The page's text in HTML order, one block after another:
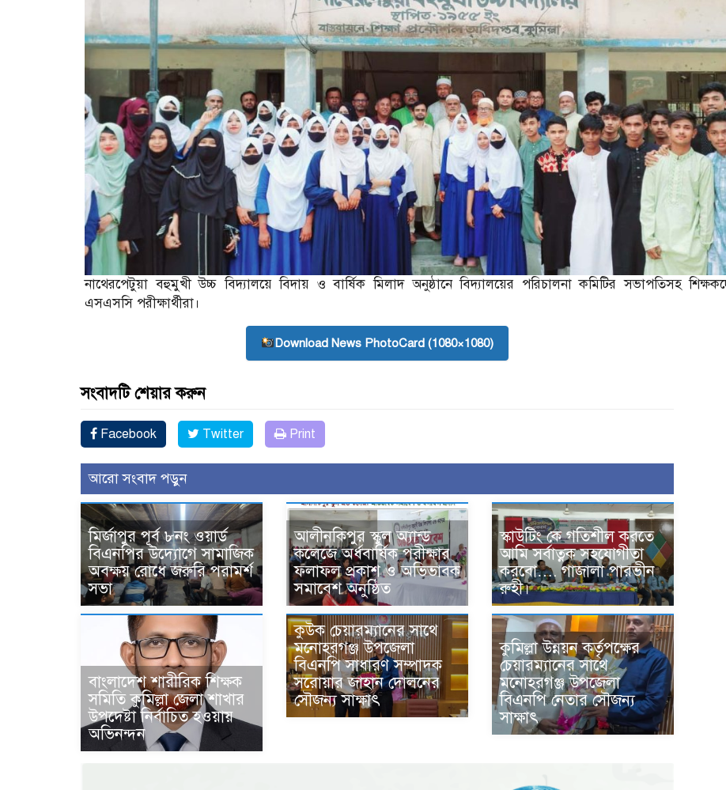
নাথেরপেটুয়া বহুমুখী উচ্চ বিদ্যালয়ে বিদায় ও বার্ষিক মিলাদ অনুষ্ঠানে বিদ্যালয়ের পরিচালনা কমিটির সভাপতিসহ
এসএসসি পরীক্ষার্থীরা।
Download News PhotoCard (1080×1080)
সংবাদটি শেয়ার করুন
Facebook Twitter Print
আরো সংবাদ পড়ুন
মির্জাপুর পূর্ব ৮নং ওয়ার্ড
বিএনপির উদ্যোগে সামাজিক
অবক্ষয় রোধে জরুরি পরামর্শ
সভা
আলীনকিপুর স্কুল অ্যান্ড
কলেজে অর্ধবার্ষিক পরীক্ষার
ফলাফল প্রকাশ ও অভিভাবক
সমাবেশ অনুষ্ঠিত
স্কাউটিং কে গতিশীল করতে
আমি সর্বাত্নক সহযোগীতা
করবো…. গাজালা পারভীন
রুহী।
বাংলাদেশ শারীরিক শিক্ষক
সমিতি কুমিল্লা জেলা শাখার
উপদেষ্টা নির্বাচিত হওয়ায়
অভিনন্দন
কুউক চেয়ারম্যানের সাথে
মনোহরগঞ্জ উপজেলা
বিএনপি সাধারণ সম্পাদক
সরোয়ার জাহান দোলনের
সৌজন্য সাক্ষাৎ
কুমিল্লা উন্নয়ন কর্তৃপক্ষের
চেয়ারম্যানের সাথে
মনোহরগঞ্জ উপজেলা
বিএনপি নেতার সৌজন্য
সাক্ষাৎ